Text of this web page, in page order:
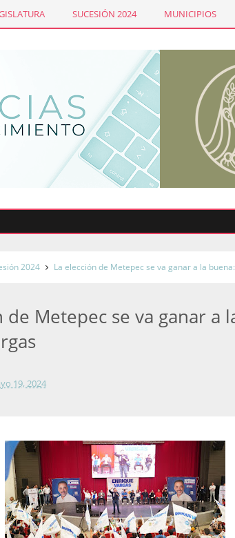
SUCESIÓN 2024 MUNICIPIOS
2024 La elección de Metepec se va ganar a la
de Metepec se va ganar a
19, 2024